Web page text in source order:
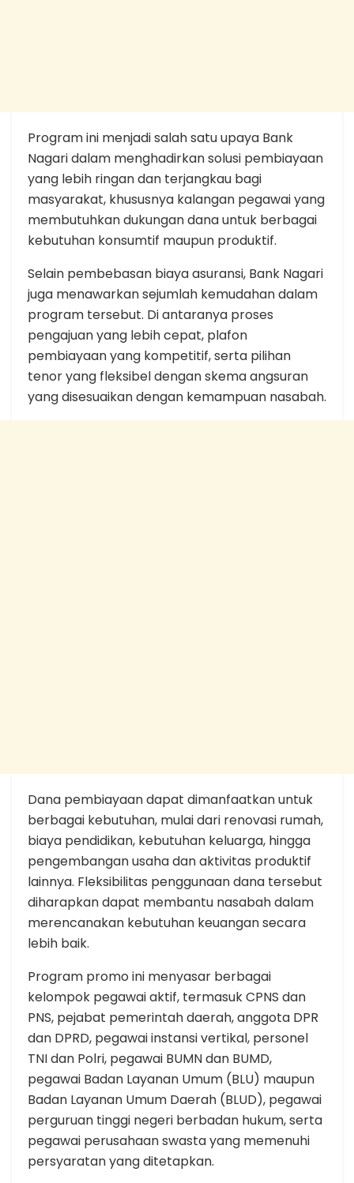
Program ini menjadi salah satu upaya Bank
Nagari dalam menghadirkan solusi pembiayaan
yang lebih ringan dan terjangkau bagi
masyarakat, khususnya kalangan pegawai yang
membutuhkan dukungan dana untuk berbagai
kebutuhan konsumtif maupun produktif.
Selain pembebasan biaya asuransi, Bank Nagari
juga menawarkan sejumlah kemudahan dalam
program tersebut. Di antaranya proses
pengajuan yang lebih cepat, plafon
pembiayaan yang kompetitif, serta pilihan
tenor yang fleksibel dengan skema angsuran
yang disesuaikan dengan kemampuan nasabah.
Dana pembiayaan dapat dimanfaatkan untuk
berbagai kebutuhan, mulai dari renovasi rumah,
biaya pendidikan, kebutuhan keluarga, hingga
pengembangan usaha dan aktivitas produktif
lainnya. Fleksibilitas penggunaan dana tersebut
diharapkan dapat membantu nasabah dalam
merencanakan kebutuhan keuangan secara
lebih baik.
Program promo ini menyasar berbagai
kelompok pegawai aktif, termasuk CPNS dan
PNS, pejabat pemerintah daerah, anggota DPR
dan DPRD, pegawai instansi vertikal, personel
TNI dan Polri, pegawai BUMN dan BUMD,
pegawai Badan Layanan Umum (BLU) maupun
Badan Layanan Umum Daerah (BLUD), pegawai
perguruan tinggi negeri berbadan hukum, serta
pegawai perusahaan swasta yang memenuhi
persyaratan yang ditetapkan.